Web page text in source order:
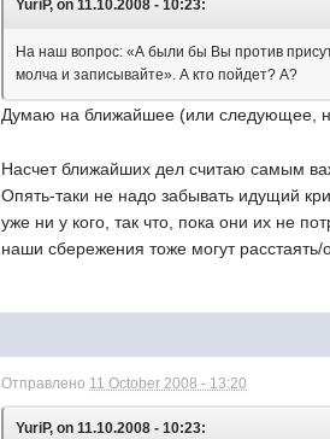
YuriP, on 11.10.2008 - 10:23:
На наш вопрос: «А были бы Вы против
молча и записывайте». А кто пойдет? А?
Думаю на ближайшее (или следующее,
Насчет ближайших дел считаю самым
Опять-таки не надо забывать идущий
уже ни у кого, так что, пока они их не
наши сбережения тоже могут
Отправлено 11 October 2008 - 13:20
YuriP, on 11.10.2008 - 10:23: